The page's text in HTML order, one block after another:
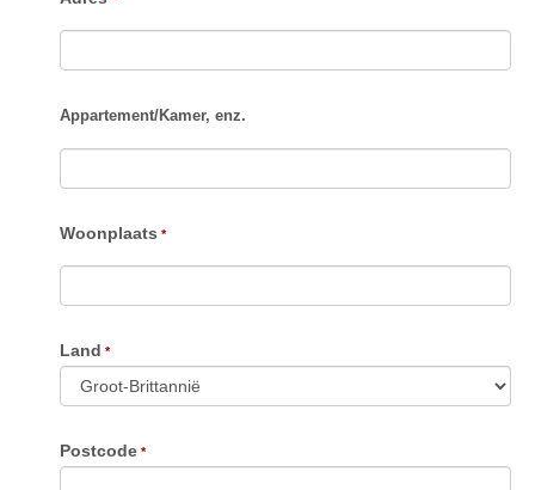
Appartement/Kamer, enz.
Woonplaats
Land
Postcode